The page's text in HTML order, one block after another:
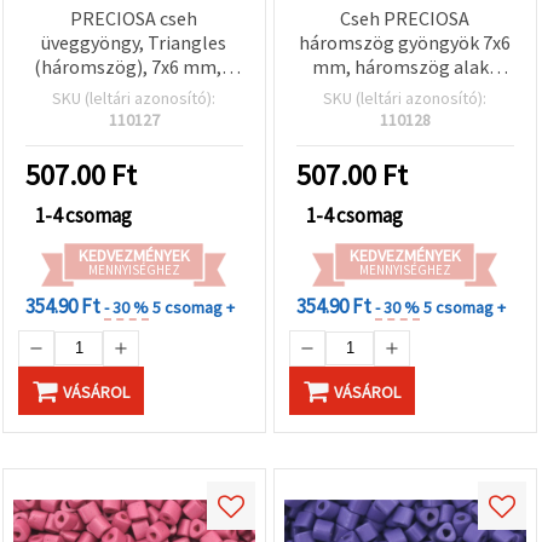
PRECIOSA cseh
üveggyöngy, Triangles
(háromszög), 7x6 mm, 2
mm-es háromszög alakú
lyuk, átlátszatlan piros
SKU (leltári azonosító):
110127
507.00 Ft
1-4 csomag
KEDVEZMÉNYEK
MENNYISÉGHEZ
354.90 Ft- 30 %5 csomag +
VÁSÁROL
Cseh PRECIOSA
háromszög gyöngyök 7x6
mm, háromszög alakú
furat 2 mm, opak sötét
cseresznye lüszter, 15 g
SKU (leltári azonosító):
110128
507.00 Ft
1-4 csomag
KEDVEZMÉNYEK
MENNYISÉGHEZ
354.90 Ft- 30 %5 csomag +
VÁSÁROL